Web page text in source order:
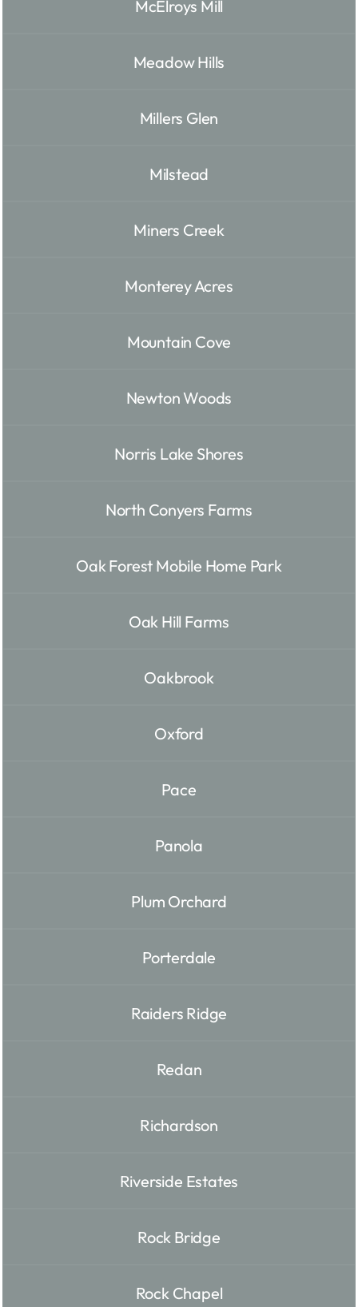
McElroys Mill
Meadow Hills
Millers Glen
Milstead
Miners Creek
Monterey Acres
Mountain Cove
Newton Woods
Norris Lake Shores
North Conyers Farms
Oak Forest Mobile Home Park
Oak Hill Farms
Oakbrook
Oxford
Pace
Panola
Plum Orchard
Porterdale
Raiders Ridge
Redan
Richardson
Riverside Estates
Rock Bridge
Rock Chapel